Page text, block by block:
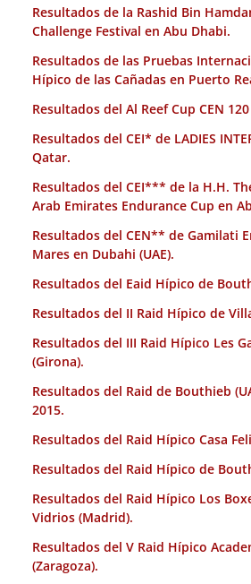
Resultados de la Rashid Bin
Challenge Festival en Abu Dhabi.
Resultados de las Pruebas
Hípico de las Cañadas en Puerto
Resultados del Al Reef Cup CEN
Resultados del CEI* de LADIES
Qatar.
Resultados del CEI*** de la H.H.
Arab Emirates Endurance Cup en
Resultados del CEN** de Gamilati
Mares en Dubahi (UAE).
Resultados del Eaid Hípico de
Resultados del II Raid Hípico de
Resultados del III Raid Hípico Les
(Girona).
Resultados del Raid de Bouthieb
2015.
Resultados del Raid Hípico Casa
Resultados del Raid Hípico de
Resultados del Raid Hípico Los
Vidrios (Madrid).
Resultados del V Raid Hípico
(Zaragoza).